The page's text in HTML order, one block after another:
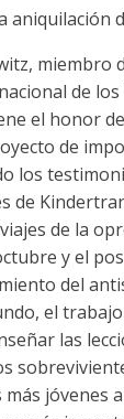
aniquilación
miembro
de los
el honor
de
los
de
de la
y el
del
el
las
jóvenes